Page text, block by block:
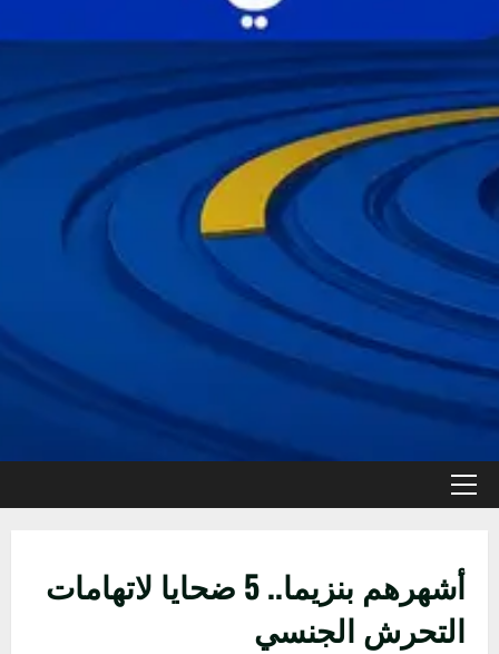
القائمة
أشهرهم بنزيما.. 5 ضحايا لاتهامات
التحرش الجنسي